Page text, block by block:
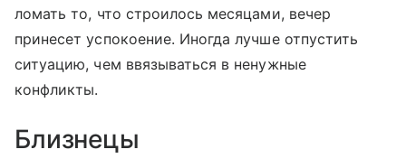
ломать то, что строилось месяцами, вечер
принесет успокоение. Иногда лучше отпустить
ситуацию, чем ввязываться в ненужные
конфликты.
Близнецы